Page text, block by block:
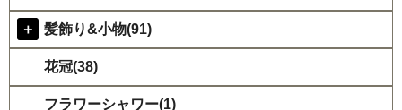
＋ 髪飾り&小物(91)
花冠(38)
フラワーシャワー(1)